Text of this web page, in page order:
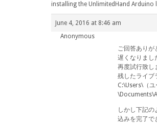
installing the UnlimitedHand Arduino
June 4, 2016 at 8:46 am
Anonymous
ご回答ありが
遅くなりまし
再度試行致し
残したライブ
C:\Users\（ユ
しかし下記の
込みを完了で